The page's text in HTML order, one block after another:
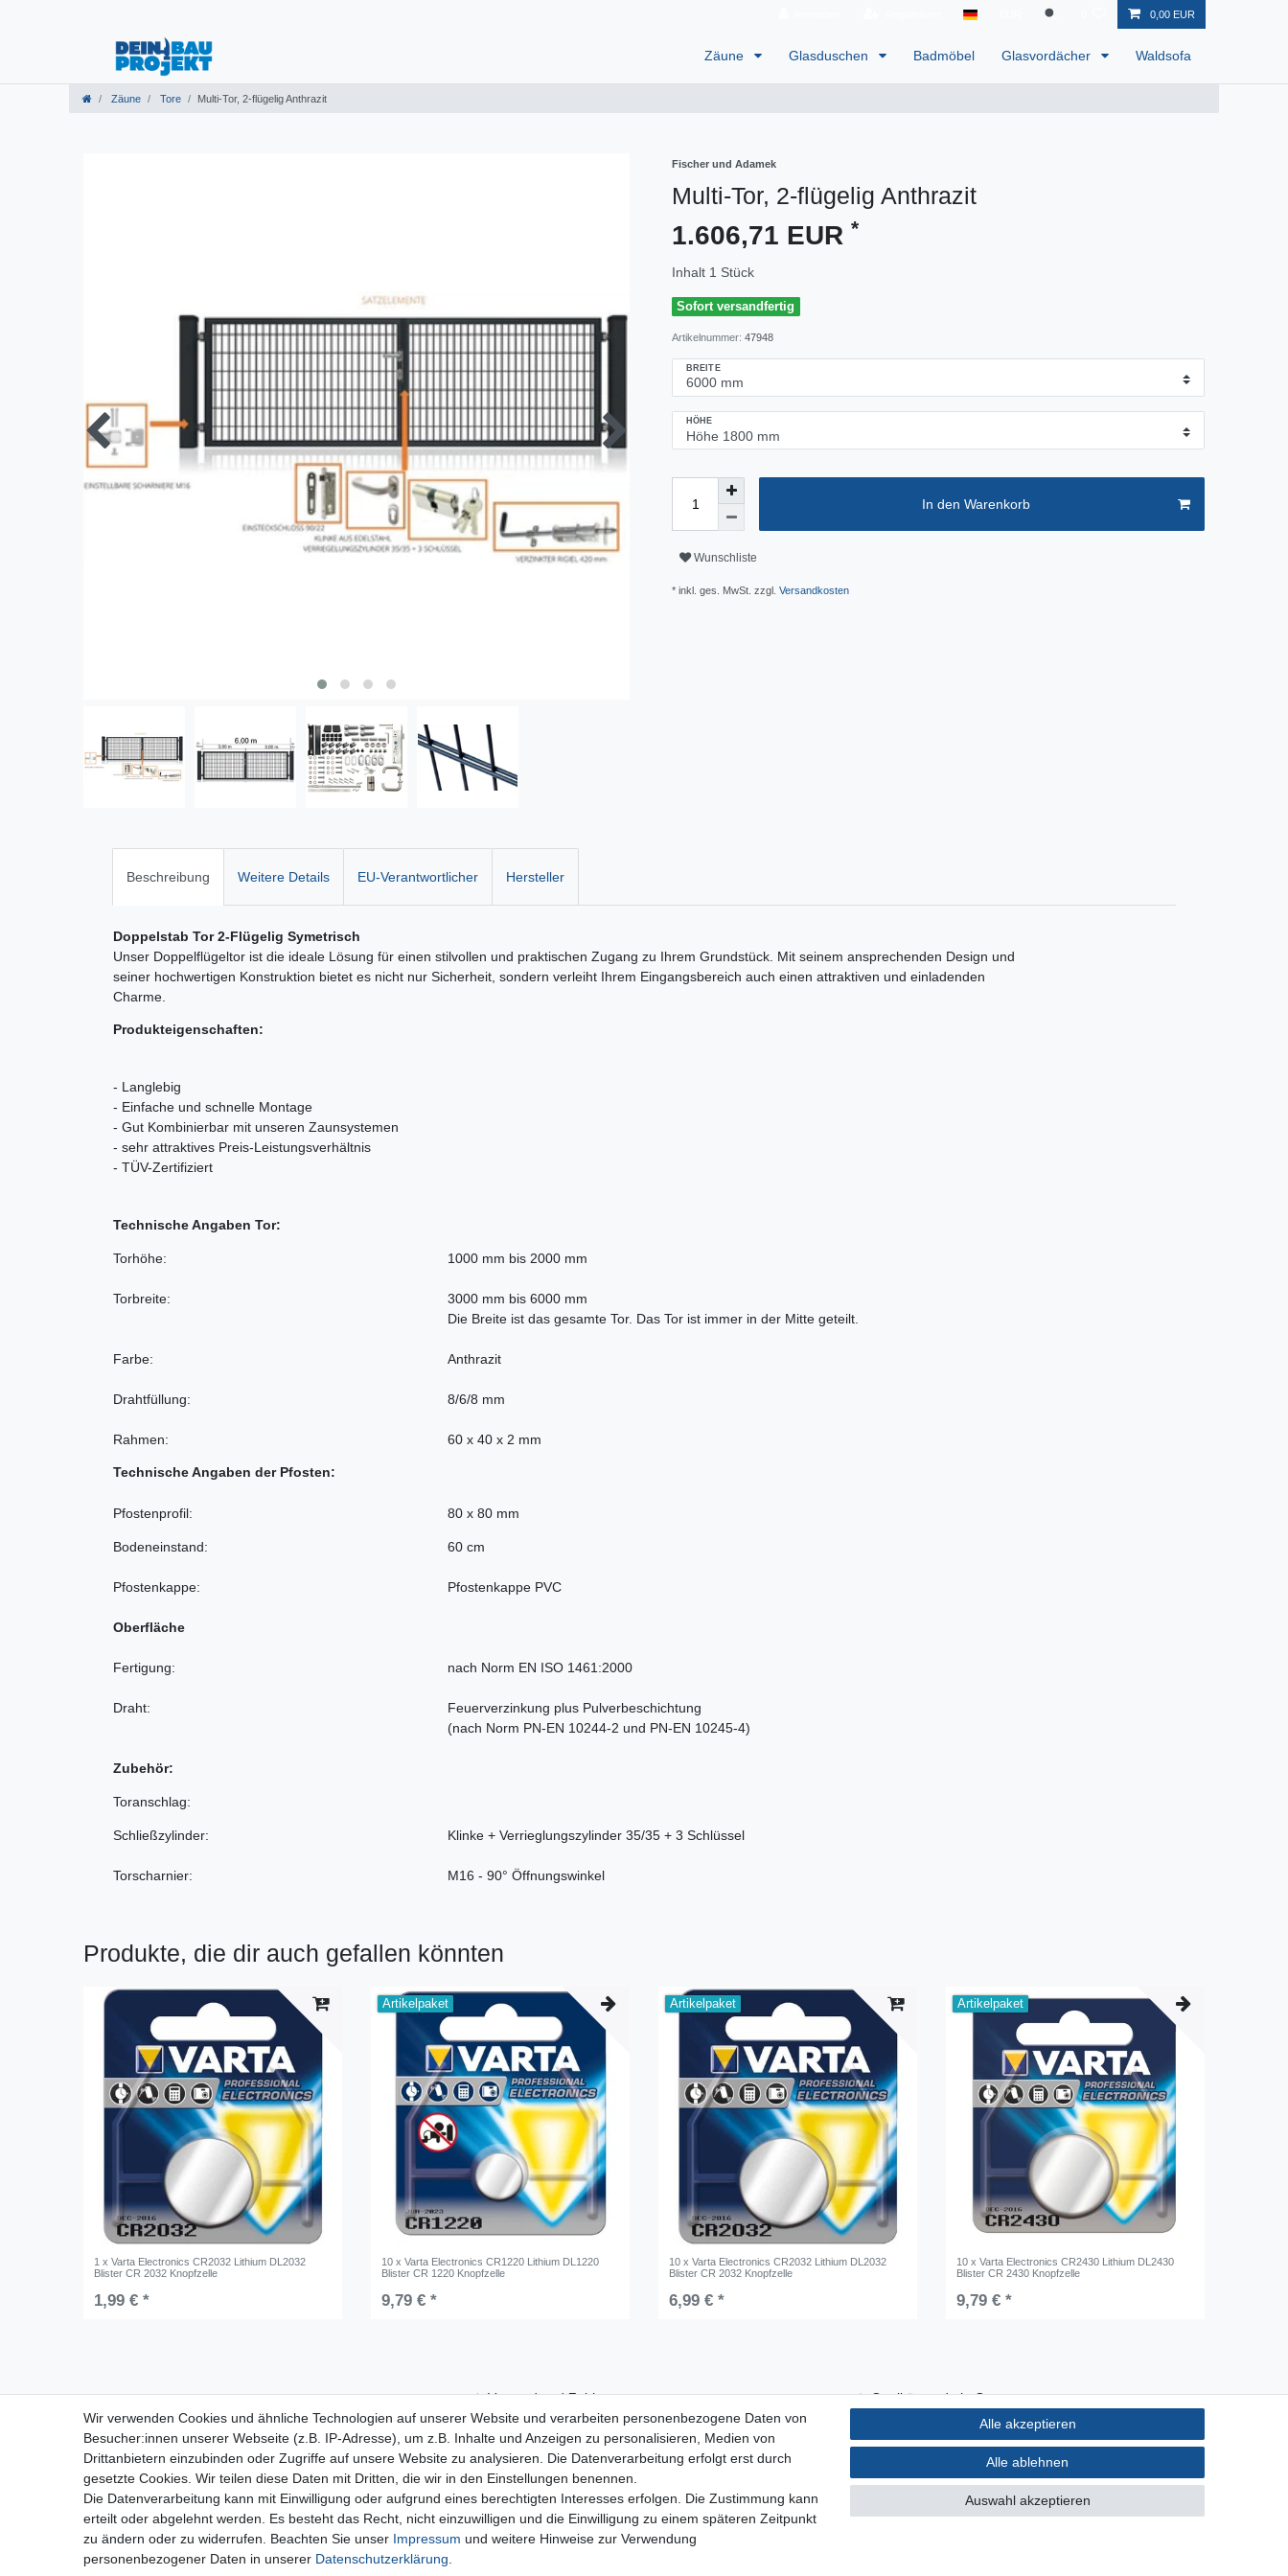
0,00 EUR
Zäune Glasduschen Badmöbel Glasvordächer Waldsofa
Zäune Tore Multi-Tor, 2-flügelig Anthrazit
Fischer und Adamek
Multi-Tor, 2-flügelig Anthrazit
1.606,71 EUR *
Inhalt 1 Stück
Sofort versandfertig
Artikelnummer: 47948
BREITE
HÖHE
In den Warenkorb
Wunschliste
* inkl. ges. MwSt. zzgl. Versandkosten
Beschreibung Weitere Details EU-Verantwortlicher Hersteller
Doppelstab Tor 2-Flügelig Symetrisch
Unser Doppelflügeltor ist die ideale Lösung für einen stilvollen und praktischen Zugang zu Ihrem Grundstück. Mit seinem ansprechenden Design und
seiner hochwertigen Konstruktion bietet es nicht nur Sicherheit, sondern verleiht Ihrem Eingangsbereich auch einen attraktiven und einladenden
Charme.
Produkteigenschaften:
- Langlebig
- Einfache und schnelle Montage
- Gut Kombinierbar mit unseren Zaunsystemen
- sehr attraktives Preis-Leistungsverhältnis
- TÜV-Zertifiziert
Technische Angaben Tor:
Torhöhe:
Torbreite:
Farbe:
Drahtfüllung:
Rahmen:
1000 mm bis 2000 mm
3000 mm bis 6000 mm
Die Breite ist das gesamte Tor. Das Tor ist immer in der Mitte geteilt.
Anthrazit
8/6/8 mm
60 x 40 x 2 mm
Technische Angaben der Pfosten:
Pfostenprofil:
Bodeneinstand:
Pfostenkappe:
80 x 80 mm
60 cm
Pfostenkappe PVC
Oberfläche
Fertigung:
Draht:
nach Norm EN ISO 1461:2000
Feuerverzinkung plus Pulverbeschichtung
(nach Norm PN-EN 10244-2 und PN-EN 10245-4)
Zubehör:
Toranschlag:
Schließzylinder:
Torscharnier:
Klinke + Verrieglungszylinder 35/35 + 3 Schlüssel
M16 - 90° Öffnungswinkel
Produkte, die dir auch gefallen könnten
1 x Varta Electronics CR2032 Lithium DL2032
Blister CR 2032 Knopfzelle
1,99 € *
Artikelpaket
10 x Varta Electronics CR1220 Lithium DL1220
Blister CR 1220 Knopfzelle
9,79 € *
Artikelpaket
10 x Varta Electronics CR2032 Lithium DL2032
Blister CR 2032 Knopfzelle
6,99 € *
Artikelpaket
10 x Varta Electronics CR2430 Lithium DL2430
Blister CR 2430 Knopfzelle
9,79 € *
Für Fragen zu unseren Produkten und
Bestellungen erreichen Sie uns per E-Mail oder
Telefon:
+49 5741 9099422 oder
info@dein-bau-
projekt.de
Versand und Zahlung
Impressum
Datenschutzerklärung
AGB
Kontakt
Infos Ratenkauf mit easyCredit
Qualität made in Germany
Schnelle & sichere Lieferung
Ideal für Selbermacher (DIY)
Wir verwenden Cookies und ähnliche Technologien auf unserer Website und verarbeiten personenbezogene Daten von
Besucher:innen unserer Webseite (z.B. IP-Adresse), um z.B. Inhalte und Anzeigen zu personalisieren, Medien von
Drittanbietern einzubinden oder Zugriffe auf unsere Website zu analysieren. Die Datenverarbeitung erfolgt erst durch
gesetzte Cookies. Wir teilen diese Daten mit Dritten, die wir in den Einstellungen benennen.
Die Datenverarbeitung kann mit Einwilligung oder aufgrund eines berechtigten Interesses erfolgen. Die Zustimmung kann
erteilt oder abgelehnt werden. Es besteht das Recht, nicht einzuwilligen und die Einwilligung zu einem späteren Zeitpunkt
zu ändern oder zu widerrufen. Beachten Sie unser Impressum und weitere Hinweise zur Verwendung
personenbezogener Daten in unserer Daten­schutz­erklärung
Alle akzeptieren
Alle ablehnen
Auswahl akzeptieren